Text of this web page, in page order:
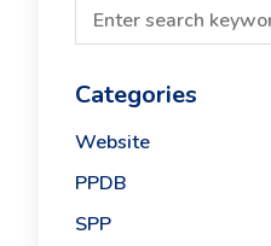
Categories
Website
PPDB
SPP